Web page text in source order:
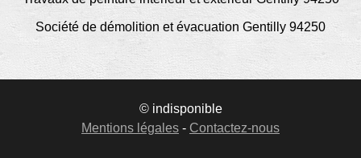
Société de démolition et évacuation Gentilly 94250
© indisponible
Mentions légales - Contactez-nous